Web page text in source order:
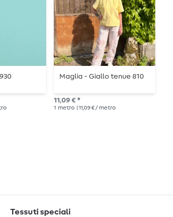
Maglia - Giallo tenue 810
11,09 € *
1 metro | 11,09 € / metro
Tessuti speciali